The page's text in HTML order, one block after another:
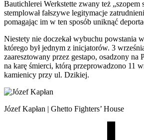
Bautichlerei Werkstette zwany też „szopem
stemplował fałszywe legitymacje
pomagając im w ten sposób uniknąć
Niestety nie doczekał wybuchu powstania
którego był jednym z inicjatorów. 3
zaaresztowany przez gestapo, osadzony na
na karę śmierci, którą przeprowadzono 11
kamienicy przy ul. Dzikiej.
Józef Kapłan | Ghetto Fighters’ House